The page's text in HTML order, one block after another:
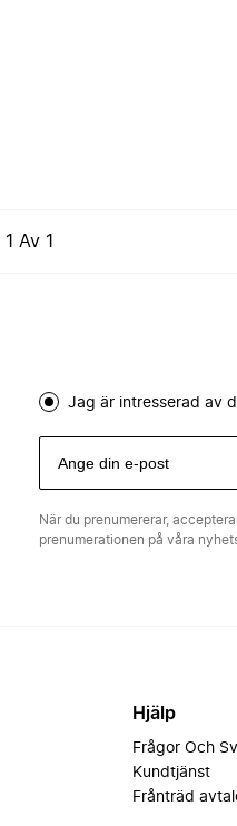
1 Av 1
Jag är intresserad av
När du prenumererar,
prenumerationen på våra
Hjälp
Frågor Och
Kundtjänst
Frånträd